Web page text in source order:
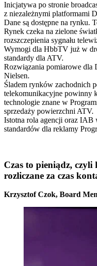
Inicjatywa po stronie
z niezależnymi platformami
Dane są dostępne na rynku.
Rynek czeka na zielone
rozszczepienia sygnału
Wymogi dla HbbTV już w
standardy dla ATV.
Rozwiązania pomiarowe dla
Nielsen.
Śladem rynków zachodnich
telekomunikacyjne powinny
technologie znane w
sprzedaży powierzchni ATV.
Istotna rola agencji oraz
standardów dla reklamy
Czas to pieniądz,
rozliczane za czas
Krzysztof Czok, Board